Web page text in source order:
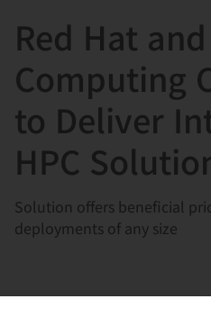
Red Hat
Computing
to Deliver
HPC
Solution offers beneficial
deployments of any size